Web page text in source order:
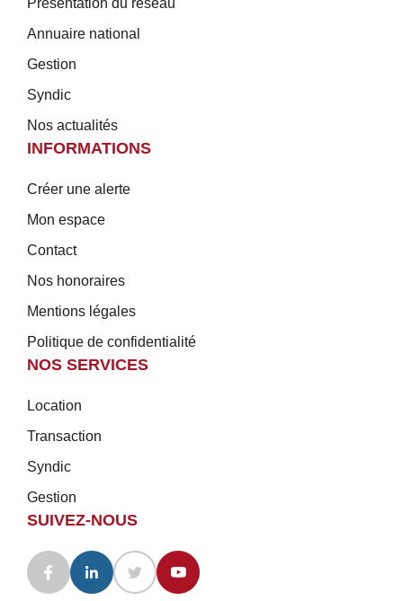
Présentation du réseau
Annuaire national
Gestion
Syndic
Nos actualités
INFORMATIONS
Créer une alerte
Mon espace
Contact
Nos honoraires
Mentions légales
Politique de confidentialité
NOS SERVICES
Location
Transaction
Syndic
Gestion
SUIVEZ-NOUS